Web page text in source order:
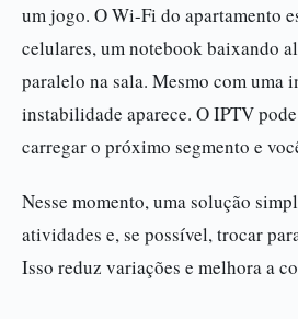
um jogo. O Wi-Fi do apartamento
celulares, um notebook baixando
paralelo na sala. Mesmo com uma
instabilidade aparece. O IPTV
carregar o próximo segmento e
Nesse momento, uma solução
atividades e, se possível, trocar
Isso reduz variações e melhora a